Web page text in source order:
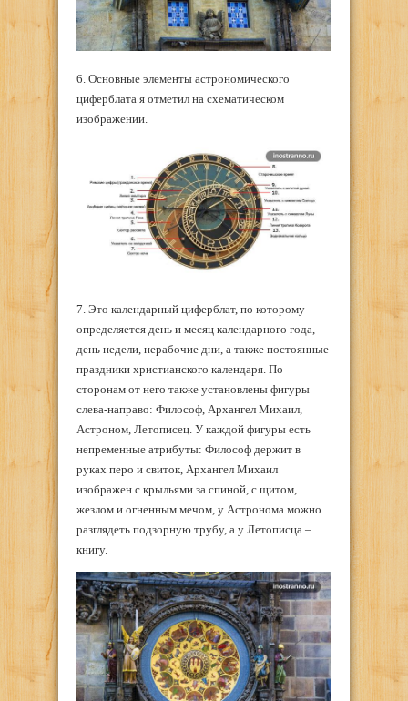
6. Основные элементы астрономического
циферблата я отметил на схематическом
изображении.
7. Это календарный циферблат, по которому
определяется день и месяц календарного года,
день недели, нерабочие дни, а также постоянные
праздники христианского календаря. По
сторонам от него также установлены фигуры
слева-направо: Философ, Архангел Михаил,
Астроном, Летописец. У каждой фигуры есть
непременные атрибуты: Философ держит в
руках перо и свиток, Архангел Михаил
изображен с крыльями за спиной, с щитом,
жезлом и огненным мечом, у Астронома можно
разглядеть подзорную трубу, а у Летописца –
книгу.